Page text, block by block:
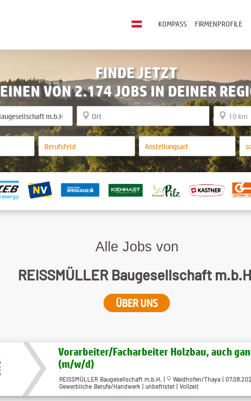
FIRMENPROFILE
KOMPASS
FINDE JETZT
EINEN VON 2.174 JOBS IN DEINER
Alle Jobs von
REISSMÜLLER Baugesellschaft
ÜBER UNS
Vorarbeiter/Facharbeiter Holzbau, auch
(m/w/d)
REISSMÜLLER Baugesellschaft m.b.H. |
Waidhofen/Thaya |
Gewerbliche Berufe/Handwerk | unbefristet | Vollzeit